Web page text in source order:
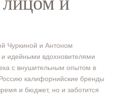
Чуркиной и Антоном
идейными вдохновителями
с внушительным опытом в
калифорнийские бренды
и бюджет, но и заботится